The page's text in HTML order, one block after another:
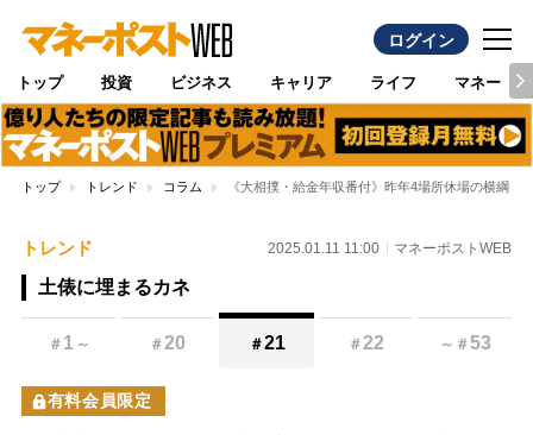
ログイン
トップ 投資 ビジネス キャリア ライフ マネー
トップ トレンド コラム 《大相撲・給金年収番付》昨年4場所休場の横綱
トレンド 2025.01.11 11:00 マネーポストWEB
土俵に埋まるカネ
＃ 1 ～ ＃20 ＃21 ＃22 ～ ＃53
有料会員限定